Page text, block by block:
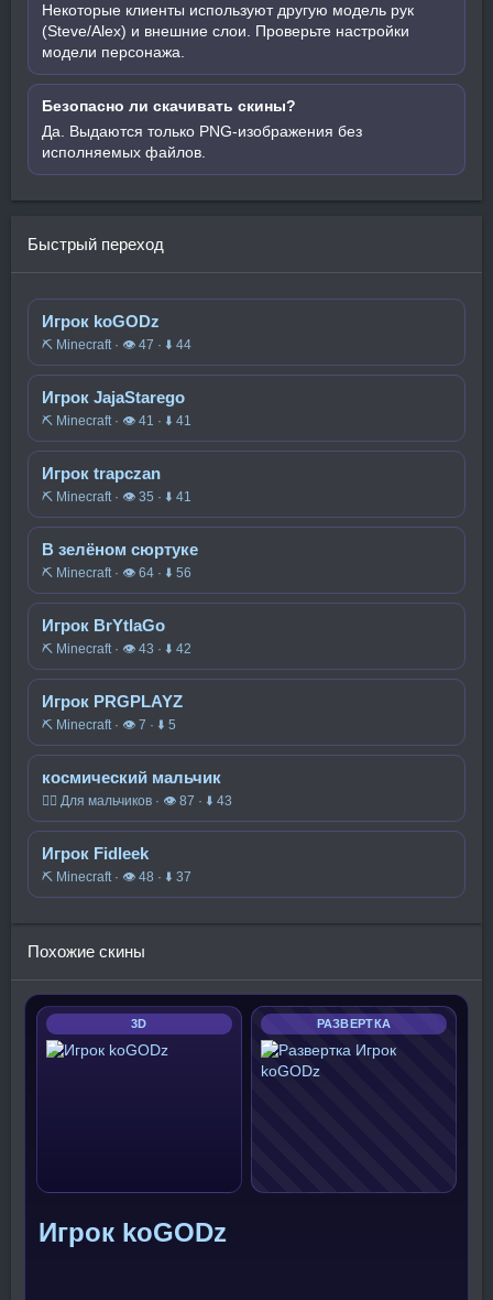
Некоторые клиенты используют другую модель рук
(Steve/Alex) и внешние слои. Проверьте настройки
модели персонажа.
Безопасно ли скачивать скины?
Да. Выдаются только PNG-изображения без
исполняемых файлов.
Быстрый переход
Игрок koGODz
⛏️ Minecraft · 👁 47 · ⬇ 44
Игрок JajaStarego
⛏️ Minecraft · 👁 41 · ⬇ 41
Игрок trapczan
⛏️ Minecraft · 👁 35 · ⬇ 41
В зелёном сюртуке
⛏️ Minecraft · 👁 64 · ⬇ 56
Игрок BrYtIaGo
⛏️ Minecraft · 👁 43 · ⬇ 42
Игрок PRGPLAYZ
⛏️ Minecraft · 👁 7 · ⬇ 5
космический мальчик
🧍‍♂️ Для мальчиков · 👁 87 · ⬇ 43
Игрок Fidleek
⛏️ Minecraft · 👁 48 · ⬇ 37
Похожие скины
3D РАЗВЕРТКА
Игрок koGODz